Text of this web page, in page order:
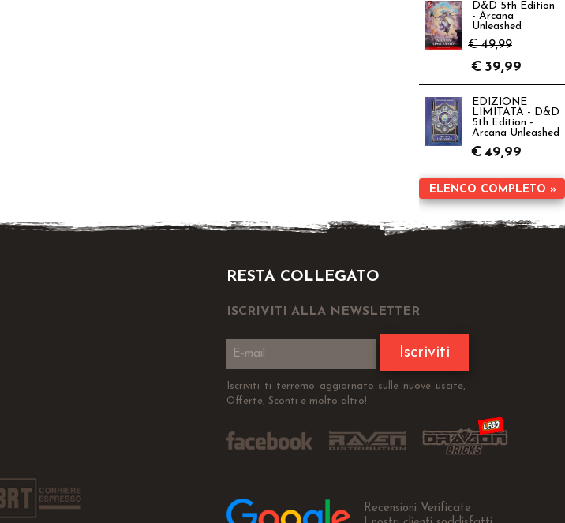
D&D 5th Edition
- Arcana
Unleashed
€ 49,99
€ 39,99
EDIZIONE
LIMITATA - D&D
5th Edition -
Arcana Unleashed
€ 49,99
ELENCO COMPLETO »
RESTA COLLEGATO
ISCRIVITI ALLA NEWSLETTER
Iscriviti
Iscriviti ti terremo aggiornato sulle nuove uscite,
Offerte, Sconti e molto altro!
Recensioni Verificate